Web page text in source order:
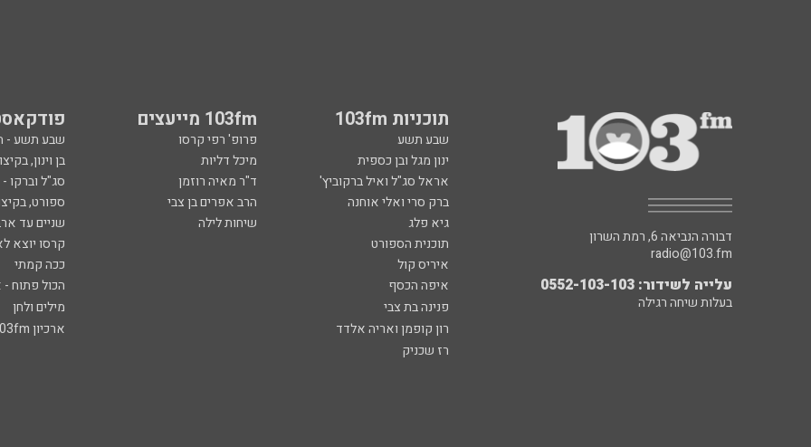
תוכניות 103fm 103fm מייעצים
שבע תשע פרופ' רפי קרסו
שבע תשע -
ינון מגל ובן כספית
מיכל דליות
בן וינון,
אראל סג"ל ואיל ברקוביץ'
ד"ר מאיה רוזמן
סג"ל וברקו
ברק סרי ואלי אוחנה
הרב אפרים בן צבי
ספורט,
גיא פלג
שיחות לילה
שניים עד
תוכנית הספורט
קרסו יוצא
איריס קול
ככה קמתי
איפה הכסף
הכול פתוח -
פנינה בת צבי
מילים ולחן
רון קופמן ואריה אלדד
ארכיון 103fm
רז שכניק
דבורה הנביאה 6, רמת השרון
radio@103.fm
עלייה לשידור: 0552-103-103
בעלות שיחה רגילה